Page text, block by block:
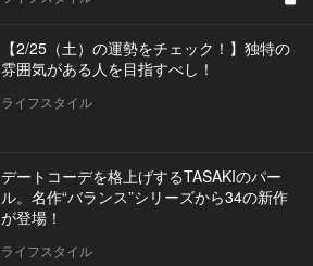
【2/25（土）の運勢をチェック！】独特の
雰囲気がある人を目指すべし！
ライフスタイル
デートコーデを格上げするTASAKIのパー
ル。名作“バランス”シリーズから34の新作
が登場！
ライフスタイル